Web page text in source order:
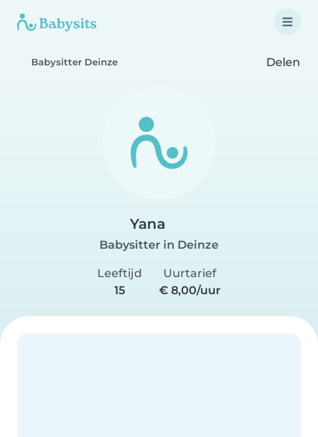
Babysitter Deinze Delen
Yana
Babysitter in Deinze
Leeftijd
15
Uurtarief
€ 8,00/uur